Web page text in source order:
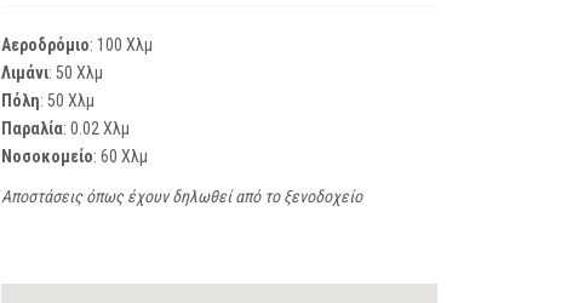
Αεροδρόμιο: 100 Χλμ
Λιμάνι: 50 Χλμ
Πόλη: 50 Χλμ
Παραλία: 0.02 Χλμ
Νοσοκομείο: 60 Χλμ
Αποστάσεις όπως έχουν δηλωθεί από το ξενοδοχείο